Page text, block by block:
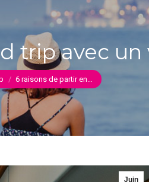
trip avec
6 raisons de partir en…
Juin